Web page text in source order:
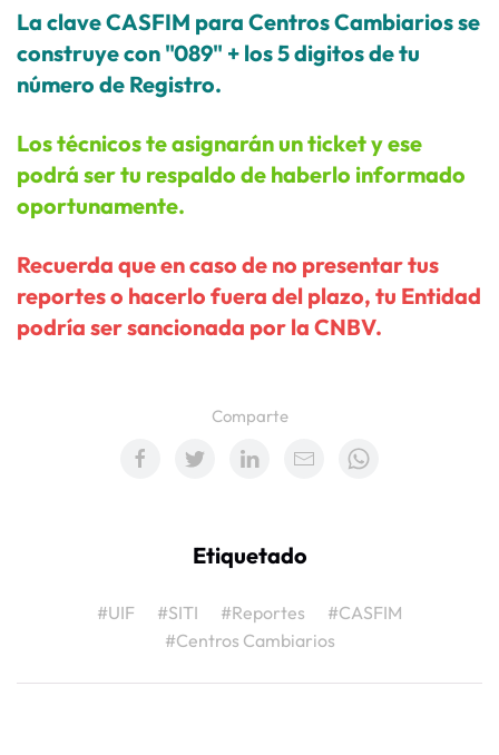
La clave CASFIM para Centros Cambiarios se
construye con "089" + los 5 digitos de tu
número de Registro.
Los técnicos te asignarán un ticket y ese
podrá ser tu respaldo de haberlo informado
oportunamente.
Recuerda que en caso de no presentar tus
reportes o hacerlo fuera del plazo, tu Entidad
podría ser sancionada por la CNBV.
Comparte
Etiquetado
#UIF #SITI #Reportes
#CASFIM
#Centros Cambiarios